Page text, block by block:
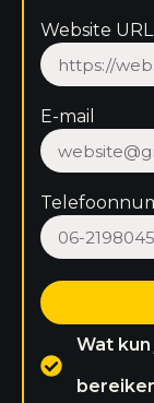
Website URL
E-mail
Wat